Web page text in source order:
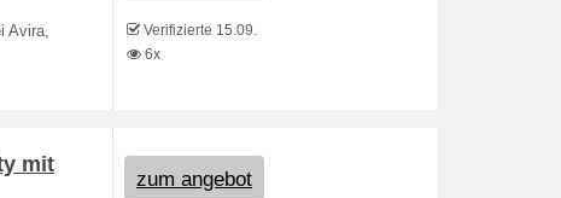
Avira,
Verifizierte 15.09.
6x
mit
zum angebot